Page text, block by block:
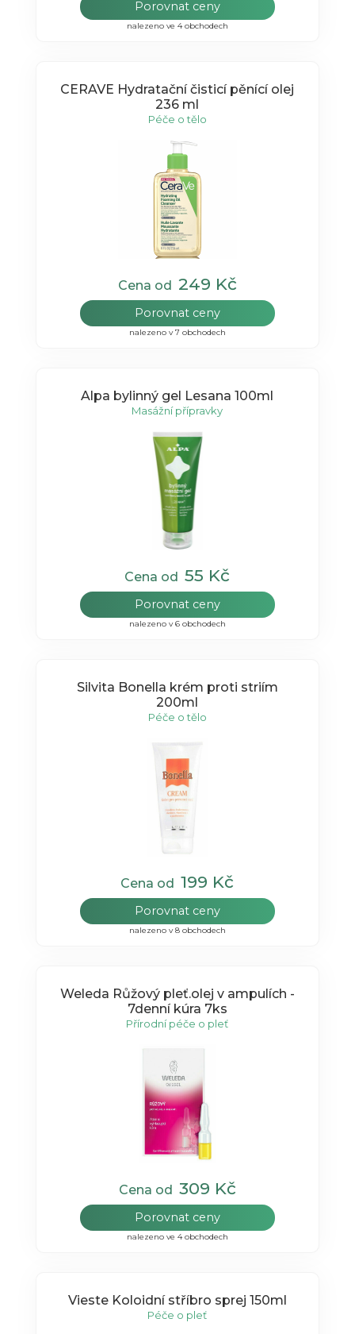
Porovnat ceny
nalezeno ve 4 obchodech
CERAVE Hydratační čisticí pěnící olej
236 ml
Péče o tělo
Cena od 249 Kč
Porovnat ceny
nalezeno v 7 obchodech
Alpa bylinný gel Lesana 100ml
Masážní přípravky
Cena od55 Kč
Porovnat ceny
nalezeno v 6 obchodech
Silvita Bonella krém proti striím
200ml
Péče o tělo
Cena od199 Kč
Porovnat ceny
nalezeno v 8 obchodech
Weleda Růžový pleť.olej v ampulích -
7denní kúra 7ks
Přírodní péče o pleť
Cena od 309 Kč
Porovnat ceny
nalezeno ve 4 obchodech
Vieste Koloidní stříbro sprej 150ml
Péče o pleť